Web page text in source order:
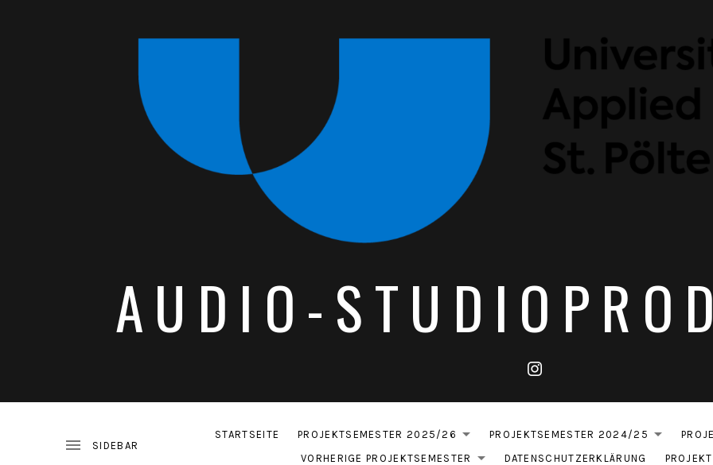
AUDIO-
STARTSEITE PROJEKTSEMESTER 2025/26
EXPAND SUBMENU
PROJEKTSEMESTER 2024/25
VORHERIGE PROJEKTSEMESTER
DATENSCHUTZERKLÄRUNG